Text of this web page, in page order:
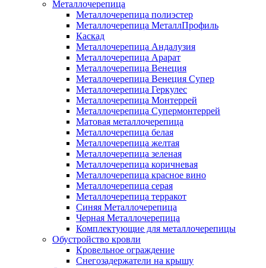
Металлочерепица
Металлочерепица полиэстер
Металлочерепица МеталлПрофиль
Каскад
Металлочерепица Андалузия
Металлочерепица Арарат
Металлочерепица Венеция
Металлочерепица Венеция Супер
Металлочерепица Геркулес
Металлочерепица Монтеррей
Металлочерепица Супермонтеррей
Матовая металлочерепица
Металлочерепица белая
Металлочерепица желтая
Металлочерепица зеленая
Металлочерепица коричневая
Металлочерепица красное вино
Металлочерепица серая
Металлочерепица терракот
Синяя Металлочерепица
Черная Металлочерепица
Комплектующие для металлочерепицы
Обустройство кровли
Кровельное ограждение
Снегозадержатели на крышу